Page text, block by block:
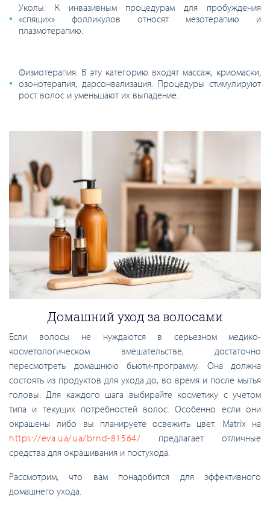
Уколы. К инвазивным процедурам для пробуждения
«спящих» фолликулов относят мезотерапию и
плазмотерапию.
Физиотерапия. В эту категорию входят массаж, криомаски,
озонотерапия, дарсонвализация. Процедуры стимулируют
рост волос и уменьшают их выпадение.
Домашний уход за волосами
Если волосы не нуждаются в серьезном медико-
косметологическом вмешательстве, достаточно
пересмотреть домашнюю бьюти-программу. Она должна
состоять из продуктов для ухода до, во время и после мытья
головы. Для каждого шага выбирайте косметику с учетом
типа и текущих потребностей волос. Особенно если они
окрашены либо вы планируете освежить цвет. Matrix на
https://eva.ua/ua/brnd-81564/ предлагает отличные
средства для окрашивания и постухода.
Рассмотрим, что вам понадобится для эффективного
домашнего ухода.